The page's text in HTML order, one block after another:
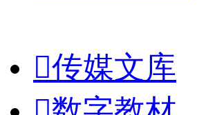
传媒文库